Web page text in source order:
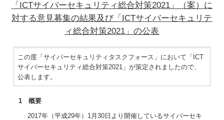
「ICTサイバーセキュリティ総合対策2021」（案）に
対する意見募集の結果及び「ICTサイバーセキュリテ
ィ総合対策2021」の公表
この度「サイバーセキュリティタスクフォース」において「ICT
サイバーセキュリティ総合対策2021」が策定されましたので、
公表します。
1 概要
2017年（平成29年）1月30日より開催しているサイバーセキ